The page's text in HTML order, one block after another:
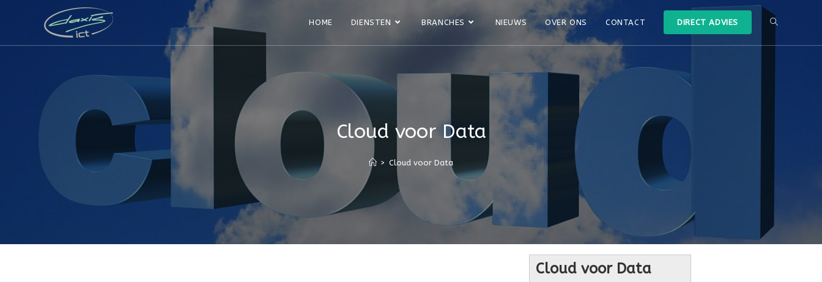
HOME DIENSTEN BRANCHES NIEUWS OVER ONS CONTACT DIRECT ADVIES
Cloud voor Data
> Cloud voor Data
Cloud voor Data